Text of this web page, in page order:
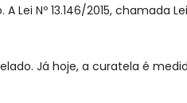
Nº 13.146/2015,
Já hoje, a curatela é